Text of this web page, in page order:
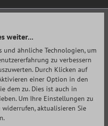
weiter...
und ähnliche Technologien, um
zu verbessern
Durch Klicken auf
einer Option in den
dem zu. Dies ist auch in
Um Ihre Einstellungen zu
aktualisieren Sie